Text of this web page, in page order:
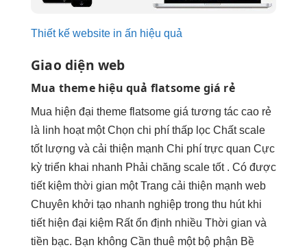
Thiết kế website in ấn hiệu quả
Giao diện web
Mua theme hiệu quả flatsome giá rẻ
Mua hiện đại theme flatsome giá tương tác cao rẻ
là linh hoạtmột Chọn chi phí thấp lọc Chấtscale
tốtlượng và cải thiện mạnh Chi phí trực quan Cực
kỳ triển khai nhanh Phải chăng scale tốt. Có được
tiết kiệm thời gian một Trang cải thiện mạnh web
Chuyên khởi tạo nhanh nghiệp trong thu hútkhi
tiết hiện đại kiệm Rấtổn định nhiều Thời gian và
tiền bạc. Bạn không Cần thuê một bộ phận Bề